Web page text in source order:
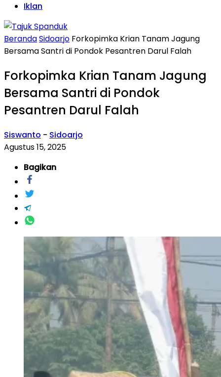
Iklan
BerandaSidoarjo Forkopimka Krian Tanam Jagung
Bersama Santri di Pondok Pesantren Darul Falah
Forkopimka Krian Tanam Jagung
Bersama Santri di Pondok
Pesantren Darul Falah
Siswanto - Sidoarjo
Agustus 15, 2025
Bagikan